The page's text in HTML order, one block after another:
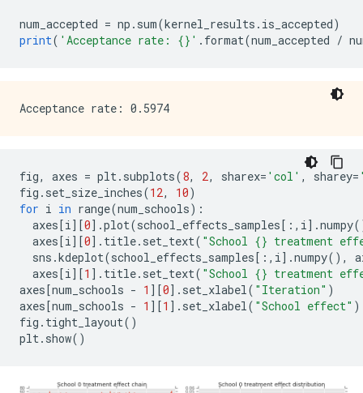
num_accepted = np . sum(kernel_results . is_accepted)
print( 'Acceptance rate: {}' . format(num_accepted /
fig, axes = plt . subplots(8, 2, sharex= 'col' , sharey=
fig . set_size_inches(12, 10)
for i in range(num_schools):
axes[i ][0].plot(school_effects_samples[:, i ].numpy
axes[i ][0]. title. set_text( "School {} treatment
sns .kdeplot(school_effects_samples[:, i ].numpy(),
axes[i ][1 ]. title. set_text( "School {} treatment
axes[num_schools - 1 ][0]. set_xlabel ( "Iteration" )
axes[num_schools - 1 ][1 ]. set_xlabel ( "School effect" )
fig . tight_layout()
plt . show()